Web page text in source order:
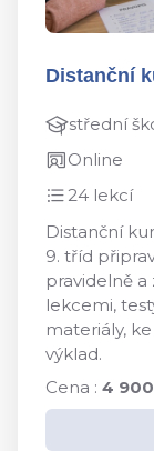
Distanční
střední
Online
24 lekcí
Distanční
9. tříd
pravidelně a
lekcemi,
materiály,
výklad.
Cena : 4